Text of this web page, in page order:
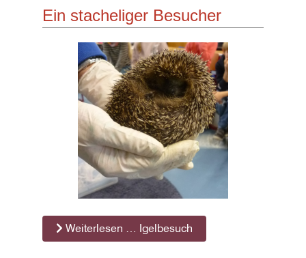
Ein stacheliger Besucher
Weiterlesen … Igelbesuch